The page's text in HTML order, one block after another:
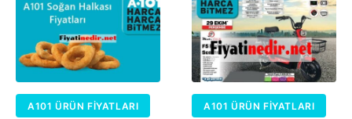
A101 ÜRÜN FIYATLARI A101 ÜRÜN FIYATLARI